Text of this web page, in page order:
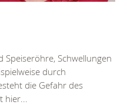
Schwellungen
durch
die Gefahr des